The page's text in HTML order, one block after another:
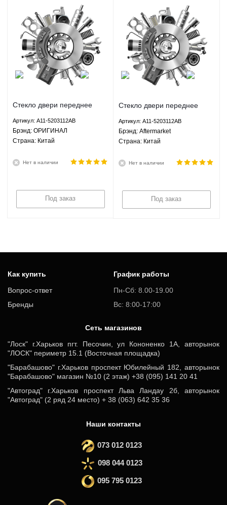
Стекло двери переднее
Amulet 1.5 1.6 МКПП - A11-
5203112AB ОРИГИНАЛ
Артикул: A11-5203112AB
Брэнд: ОРИГИНАЛ
Страна: Китай
Нет в наличии
Под заказ
Стекло двери переднее
Amulet 1.5 1.6 МКПП - A11-
5203112AB Aftermarket
Артикул: A11-5203112AB
Брэнд: Aftermarket
Страна: Китай
Нет в наличии
Под заказ
Как купить
Вопрос-ответ
Бренды
График работы
Пн-Сб: 8.00-19.00
Вс: 8:00-17:00
Cеть магазинов
"Лоск" г.Харьков пгт. Песочин, ул Кононенко 1А, авторынок
"ЛОСК" периметр 15.1 (Восточная площадка)
"Барабашово" г.Харьков проспект Юбилейный 182, авторынок
"Барабашово" магазин №10 (2 этаж) +38 (095) 141 20 41
"Автоград" г.Харьков проспект Льва Ландау 2б, авторынок
"Автоград" (2 ряд 24 место) + 38 (063) 642 35 36
Наши контакты
073 012 0123
098 044 0123
095 795 0123